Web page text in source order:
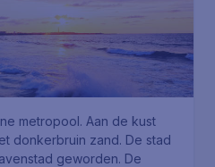
metropool. Aan de kust
donkerbruin zand. De stad
geworden. De